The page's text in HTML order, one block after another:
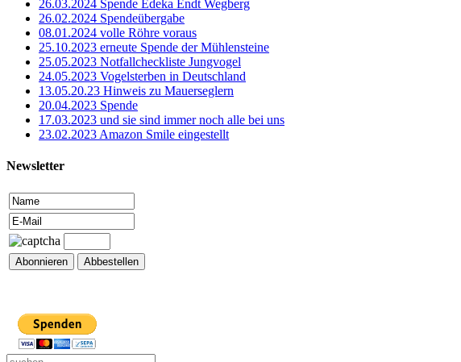
26.03.2024 Spende Edeka Endt Wegberg
26.02.2024 Spendeübergabe
08.01.2024 volle Röhre voraus
25.10.2023 erneute Spende der Mühlensteine
25.05.2023 Notfallcheckliste Jungvogel
24.05.2023 Vogelsterben in Deutschland
13.05.20.23 Hinweis zu Mauerseglern
20.04.2023 Spende
17.03.2023 und sie sind immer noch alle bei uns
23.02.2023 Amazon Smile eingestellt
Newsletter